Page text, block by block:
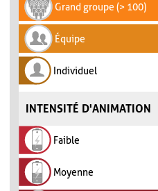
Grand groupe (> 100)
Équipe
Individuel
INTENSITÉ D'ANIMATION
Faible
Moyenne